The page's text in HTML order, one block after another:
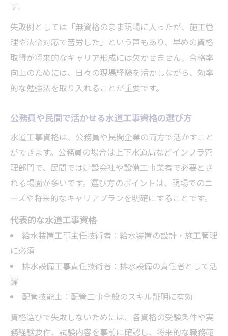
す。
失敗例としては「無資格のまま現場に入ったが、施工管
理や法令対応で苦労した」という声もあり、早めの資格
取得が将来的なキャリア形成には欠かせません。合格率
向上のためには、日々の現場経験を活かしながら、効率
的な勉強法を取り入れることが重要です。
公務員や民間で活かせる水道工事資格の選び方
水道工事資格は、公務員や民間企業の両方で活かすこと
ができます。公務員の場合は上下水道局などインフラ管
理部門で、民間では建設会社や設備工事業者で必要とさ
れる場面が多いです。選び方のポイントは、現場でのニ
ーズや将来的なキャリアプランを明確にすることです。
代表的な水道工事資格
給水装置工事主任技術者：給水装置の設計・施工管理
に必須
排水設備工事責任技術者：排水設備の責任者として活
躍
配管技能士：配管工事全般のスキル証明に有効
資格選びで失敗しないためには、各資格の受験条件や実